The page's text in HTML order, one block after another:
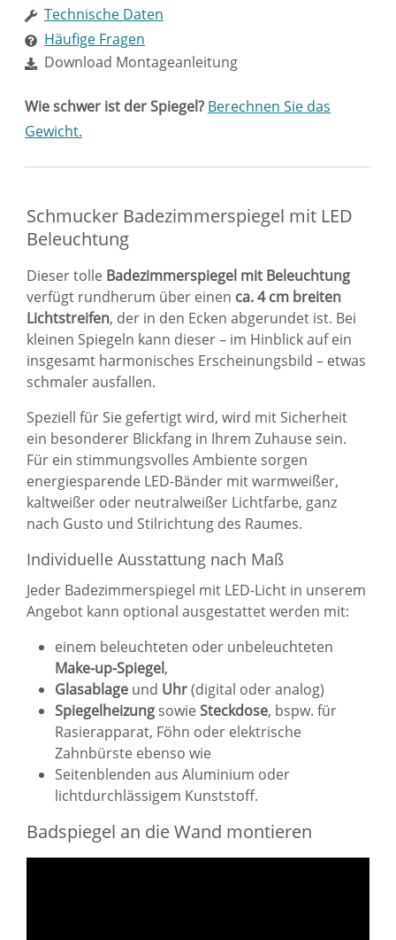
Schmucker Badezimmerspiegel mit LED
Beleuchtung
Dieser tolle Badezimmerspiegel mit Beleuchtung
verfügt rundherum über einen ca. 4 cm breiten
Lichtstreifen, der in den Ecken abgerundet ist. Bei
kleinen Spiegeln kann dieser – im Hinblick auf ein
insgesamt harmonisches Erscheinungsbild – etwas
schmaler ausfallen.
Speziell für Sie gefertigt wird, wird mit Sicherheit
ein besonderer Blickfang in Ihrem Zuhause sein.
Für ein stimmungsvolles Ambiente sorgen
energiesparende LED-Bänder mit warmweißer,
kaltweißer oder neutralweißer Lichtfarbe, ganz
nach Gusto und Stilrichtung des Raumes.
Individuelle Ausstattung nach Maß
Jeder Badezimmerspiegel mit LED-Licht in unserem
Angebot kann optional ausgestattet werden mit:
einem beleuchteten oder unbeleuchteten
Make-up-Spiegel,
Glasablage und Uhr(digital oder analog)
Spiegelheizung sowie Steckdose, bspw. für
Rasierapparat, Föhn oder elektrische
Zahnbürste ebenso wie
Seitenblenden aus Aluminium oder
lichtdurchlässigem Kunststoff.
Badspiegel an die Wand montieren
Technische Daten
Häufige Fragen
Download Montageanleitung
Wie schwer ist der Spiegel? Berechnen Sie das
Gewicht.